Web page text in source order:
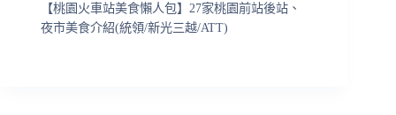
【桃園火車站美食懶人包】27家桃園前站後站、
夜市美食介紹(統領/新光三越/ATT)